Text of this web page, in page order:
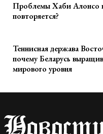
Проблемы Хаби Алонсо
повторяется?
Теннисная держава
почему Беларусь
мирового уровня